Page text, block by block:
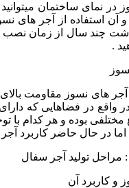
در نمای ساختمان
آن استفاده از آجر های
چند سال از زمان نصب
.
های نسوز مقاومت
واقع در فضاهایی که
در حال حاضر کاربرد
مراحل تولید آجر سفال
و کاربرد آن